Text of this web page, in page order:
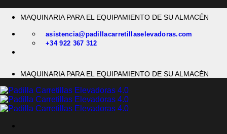
MAQUINARIA PARA EL EQUIPAMIENTO DE SU ALMACÉN
asistencia@padillacarretillaselevadoras.com
+34 922 367 312
MAQUINARIA PARA EL EQUIPAMIENTO DE SU ALMACÉN